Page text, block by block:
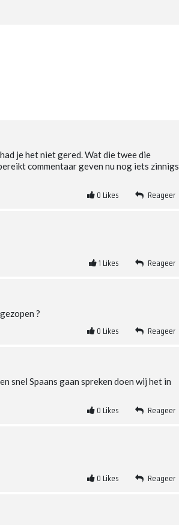
je het niet gered. Wat die twee die
commentaar geven nu nog iets zinnigs
0 Likes Reageer
1 Likes Reageer
?
0 Likes Reageer
snel Spaans gaan spreken doen wij het in
0 Likes Reageer
0 Likes Reageer